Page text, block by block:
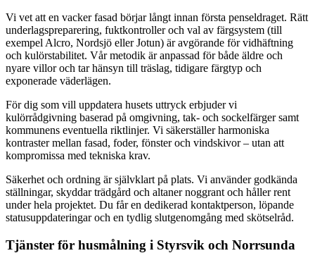
Vi vet att en vacker fasad börjar långt innan första penseldraget. Rätt
underlagspreparering, fuktkontroller och val av färgsystem (till
exempel Alcro, Nordsjö eller Jotun) är avgörande för vidhäftning
och kulörstabilitet. Vår metodik är anpassad för både äldre och
nyare villor och tar hänsyn till träslag, tidigare färgtyp och
exponerade väderlägen.
För dig som vill uppdatera husets uttryck erbjuder vi
kulörrådgivning baserad på omgivning, tak- och sockelfärger samt
kommunens eventuella riktlinjer. Vi säkerställer harmoniska
kontraster mellan fasad, foder, fönster och vindskivor – utan att
kompromissa med tekniska krav.
Säkerhet och ordning är självklart på plats. Vi använder godkända
ställningar, skyddar trädgård och altaner noggrant och håller rent
under hela projektet. Du får en dedikerad kontaktperson, löpande
statusuppdateringar och en tydlig slutgenomgång med skötselråd.
Tjänster för husmålning i Styrsvik och Norrsunda